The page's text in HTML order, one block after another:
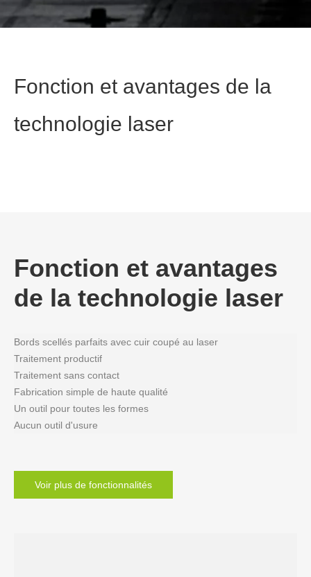
Fonction et avantages de la
technologie laser
Fonction et avantages
de la technologie laser
Bords scellés parfaits avec cuir coupé au laser
Traitement productif
Traitement sans contact
Fabrication simple de haute qualité
Un outil pour toutes les formes
Aucun outil d'usure
Voir plus de fonctionnalités